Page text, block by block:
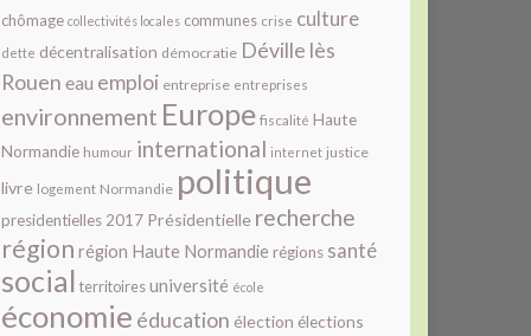
chômage collectivités locales communes crise culture
dette décentralisation démocratie Déville lès
Rouen eau emploi entreprise entreprises
environnement Europe fiscalité Haute
Normandie humour international internet justice
livre logement Normandie politique
presidentielles 2017 Présidentielle recherche
région région Haute Normandie régions santé
social territoiresuniversité école
économie éducation élection élections